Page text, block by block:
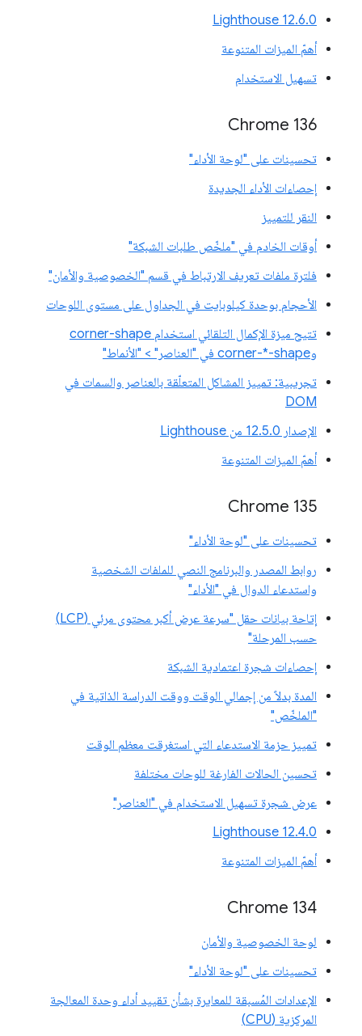
‫Lighthouse 12.6.0
أهمّ الميزات المتنوعة
تسهيل الاستخدام
Chrome 136
تحسينات على "لوحة الأداء"
إحصاءات الأداء الجديدة
النقر للتمييز
أوقات الخادم في "ملخّص طلبات الشبكة"
فلترة ملفات تعريف الارتباط في قسم "الخصوصية والأمان"
الأحجام بوحدة كيلوبايت في الجداول على مستوى اللوحات
تتيح ميزة الإكمال التلقائي استخدام corner-shape
وcorner-*-shape في "العناصر" > "الأنماط"
تجريبية: تمييز المشاكل المتعلّقة بالعناصر والسمات في
DOM
الإصدار 12.5.0 من Lighthouse
أهمّ الميزات المتنوعة
Chrome 135
تحسينات على "لوحة الأداء"
روابط المصدر والبرنامج النصي للملفات الشخصية
واستدعاء الدوال في "الأداء"
إتاحة بيانات حقل "سرعة عرض أكبر محتوى مرئي (LCP)
حسب المرحلة"
إحصاءات شجرة اعتمادية الشبكة
المدة بدلاً من إجمالي الوقت ووقت الدراسة الذاتية في
"الملخّص"
تمييز حزمة الاستدعاء التي استغرقت معظم الوقت
تحسين الحالات الفارغة للوحات مختلفة
عرض شجرة تسهيل الاستخدام في "العناصر"
‫Lighthouse 12.4.0
أهمّ الميزات المتنوعة
‫Chrome 134
لوحة الخصوصية والأمان
تحسينات على "لوحة الأداء"
الإعدادات المُسبقة للمعايرة بشأن تقييد أداء وحدة المعالجة
المركزية (CPU)